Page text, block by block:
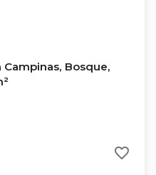
Bosque,